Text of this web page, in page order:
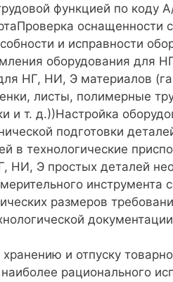
функцией по коду
оснащенности
и исправности
оборудования для
НГ, НИ, Э материалов
листы, полимерные
и т. д.))Настройка
подготовки
в технологические
Э простых деталей
инструмента
размеров
и отпуску
рационального